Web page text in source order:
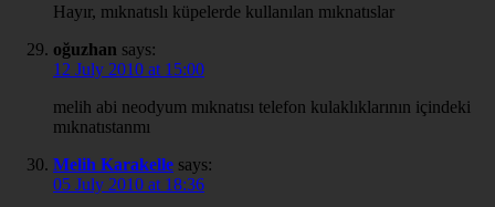
Hayır, mıknatıslı küpelerde kullanılan mıknatıslar
oğuzhan says:
12 July 2010 at 15:00
melih abi neodyum mıknatısı telefon kulaklıklarının içindeki
mıknatıstanmı
Melih Karakelle says:
05 July 2010 at 18:36